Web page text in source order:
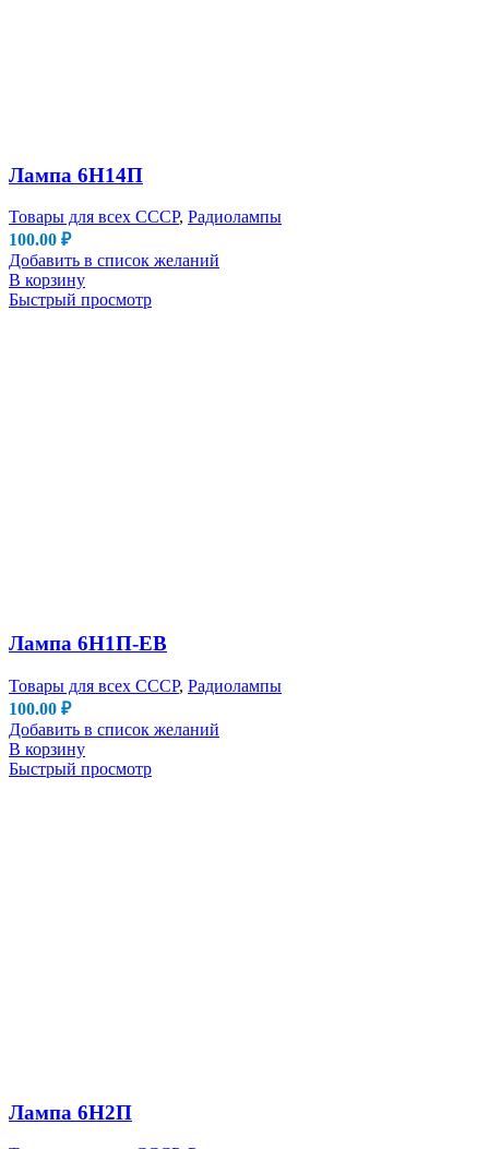
Лампа 6Н14П
Товары для всех СССР, Радиолампы
100.00 ₽
Добавить в список желаний
В корзину
Быстрый просмотр
Лампа 6Н1П-ЕВ
Товары для всех СССР, Радиолампы
100.00 ₽
Добавить в список желаний
В корзину
Быстрый просмотр
Лампа 6Н2П